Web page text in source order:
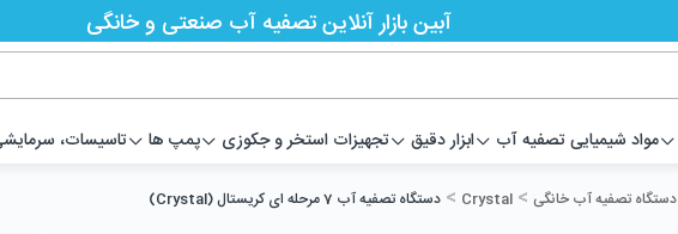
مواد شیمیایی تصفیه آب ابزار دقیق تجهیزات استخر و جکوزی پمپ ها تاسیسات،
آبین بازار آنلاین تصفیه آب صنعتی و خانگی
دستگاه تصفیه آب خانگی >
Crystal
> دستگاه تصفیه آب 7 مرحله ای کریستال (Crystal)